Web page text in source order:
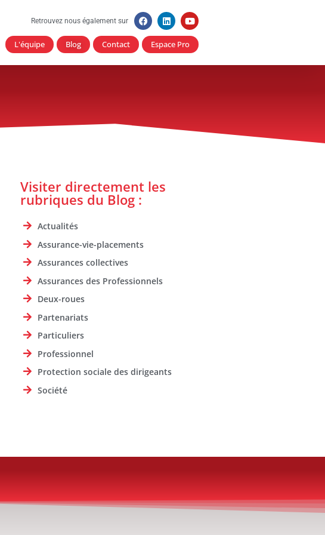
Retrouvez nous également sur
L'équipe Blog Contact Espace Pro
Visiter directement les
rubriques du Blog :
Actualités
Assurance-vie-placements
Assurances collectives
Assurances des Professionnels
Deux-roues
Partenariats
Particuliers
Professionnel
Protection sociale des dirigeants
Société